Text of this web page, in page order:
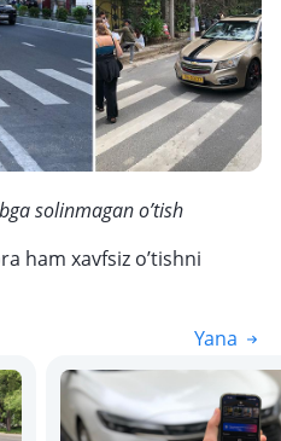
solinmagan o’tish
ham xavfsiz o’tishni
Yana